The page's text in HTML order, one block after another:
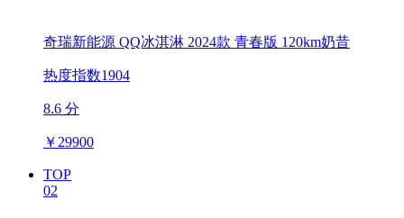
奇瑞新能源 QQ冰淇淋 2024款 青春版 120km奶昔
热度指数1904
8.6 分
￥ 29900
TOP
02